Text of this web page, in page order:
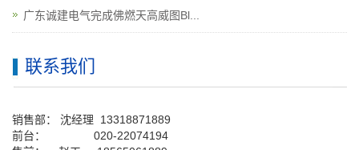
广东诚建电气完成佛燃天高威图Bl...
联系我们
销售部： 沈经理 13318871889
前台： 020-22074194